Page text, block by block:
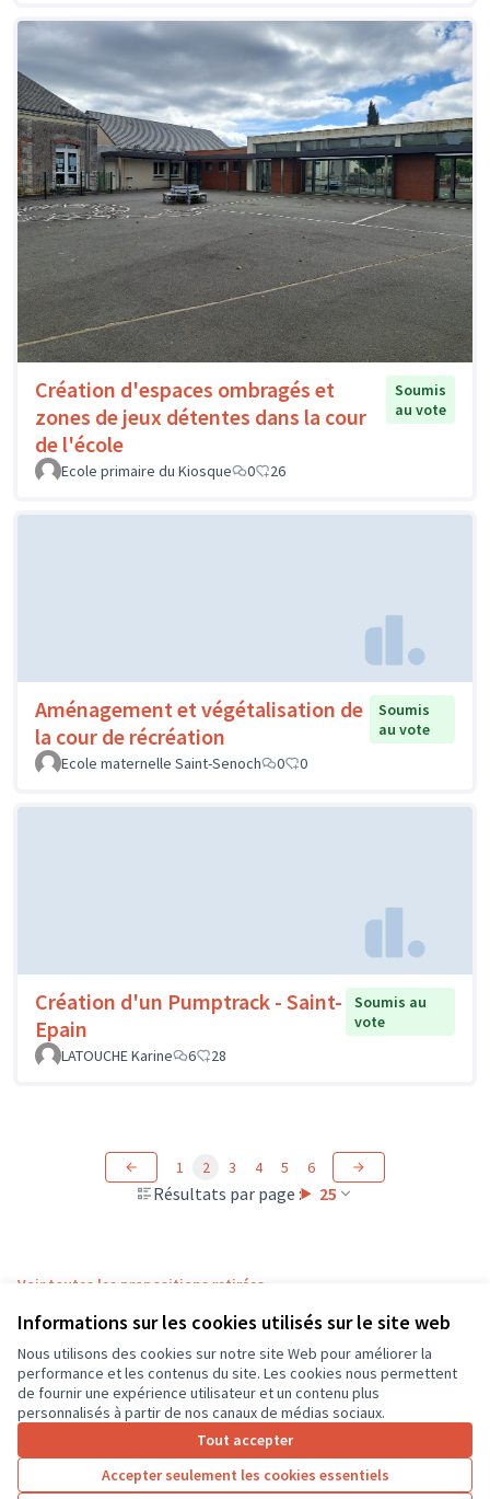
Informations sur les cookies utilisés sur le site web
Nous utilisons des cookies sur notre site Web pour améliorer la
performance et les contenus du site. Les cookies nous permettent
de fournir une expérience utilisateur et un contenu plus
personnalisés à partir de nos canaux de médias sociaux.
Tout accepter
Accepter seulement les cookies essentiels
Création d'espaces ombragés et
zones de jeux détentes dans la cour
de l'école
Soumis
au vote
Ecole primaire du Kiosque 0 26
Aménagement et végétalisation de
la cour de récréation
Soumis
au vote
Ecole maternelle Saint-Senoch
0 0
Création d'un Pumptrack - Saint-
Epain
Soumis au
vote
LATOUCHE Karine
6 28
Résultats par page : 25
1 2 3 4 5 6
Voir toutes les propositions retirées
Conditions d'utilisation
Paramètres des cookies
CD37 sur X
(Lien externe)
CD37 sur Facebook
CD37 sur Instagram
CD37 sur YouTube
(Lien externe)